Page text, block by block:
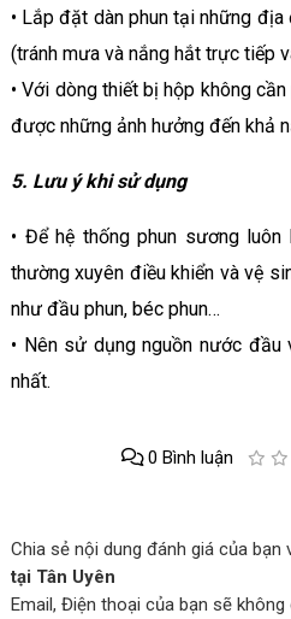
• Lắp đặt dàn phun tại những
(tránh mưa và nắng hắt trực tiếp
• Với dòng thiết bị hộp không
được những ảnh hưởng đến khả
5. Lưu ý khi sử dụng
• Để hệ thống phun sương
thường xuyên điều khiển và vệ
như đầu phun, béc phun…
• Nên sử dụng nguồn nước
nhất.
0 Bình luận
Chia sẻ nội dung đánh giá của bạn
tại Tân Uyên
Email, Điện thoại của bạn sẽ